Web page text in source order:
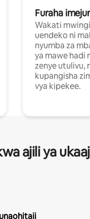
Furaha
Wakati
uendeko ni
nyumba za
ya mawe hadi
zenye utulivu,
kupangisha
vya kipekee.
ajili ya